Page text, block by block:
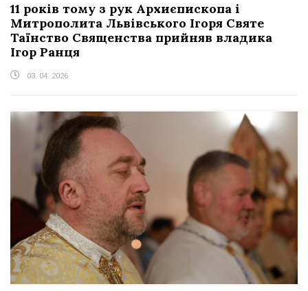
11 років тому з рук Архиєпископа і
Митрополита Львівського Ігоря Святе
Таїнство Священства прийняв владика
Ігор Ранця
03. 04. 2026